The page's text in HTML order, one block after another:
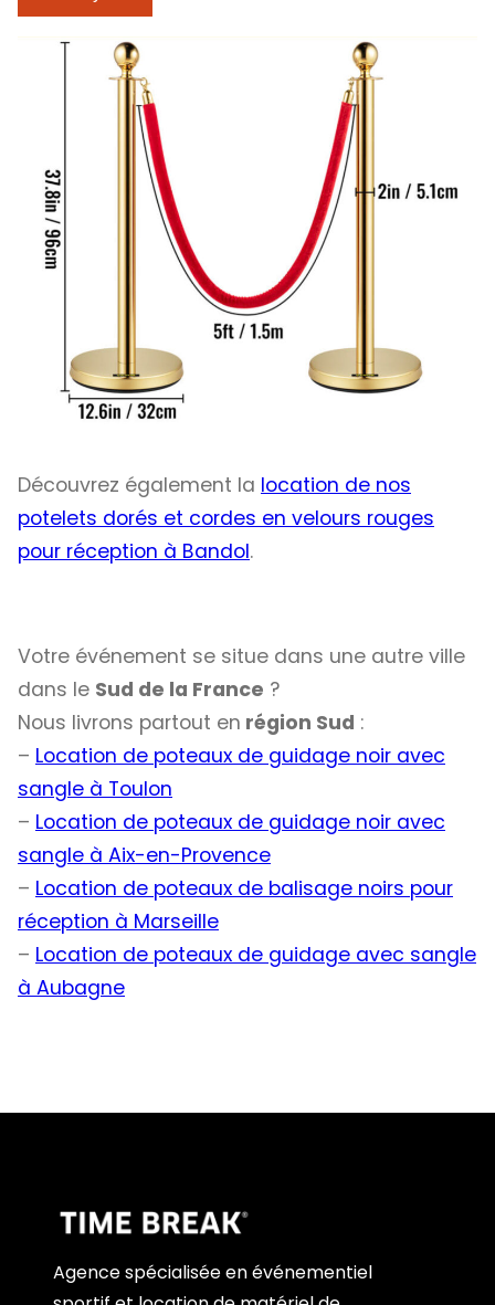
Découvrez également la location de nos
potelets dorés et cordes en velours rouges
pour réception à Bandol.
Votre événement se situe dans une autre ville
dans le Sud de la France ?
Nous livrons partout en région Sud :
– Location de poteaux de guidage noir avec
sangle à Toulon
– Location de poteaux de guidage noir avec
sangle à Aix-en-Provence
– Location de poteaux de balisage noirs pour
réception à Marseille
– Location de poteaux de guidage avec sangle
à Aubagne
Agence spécialisée en événementiel